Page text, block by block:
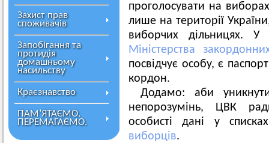
Захист прав
споживачів
Запобігання та
протидія
домашньому
насильству
Краєзнавство
ПАМ’ЯТАЄМО.
ПЕРЕМАГАЄМО.
проголосувати на
лише на території
виборчих дільницях.
Міністерства
посвідчує особу, є
кордон.
Додамо: аби
непорозумінь, ЦВК
особисті дані у
виборців.